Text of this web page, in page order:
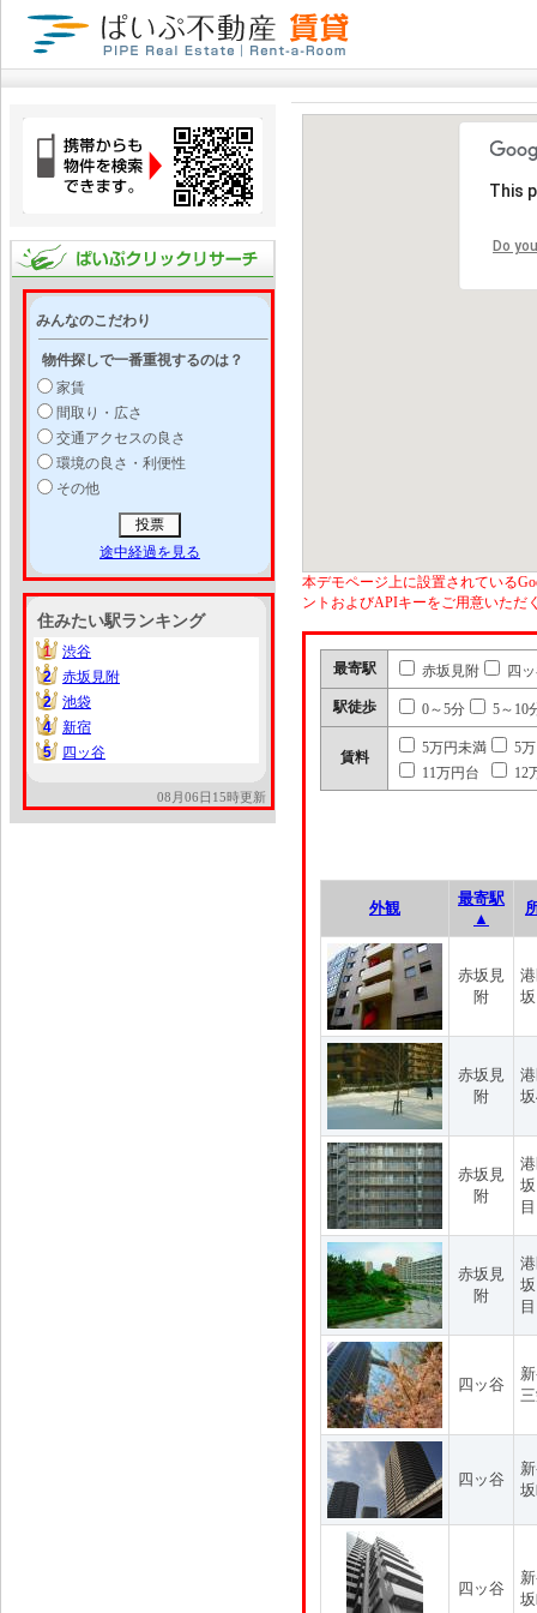
みんなのこだわり
物件探しで一番重視するのは？
家賃
間取り・広さ
交通アクセスの良さ
環境の良さ・利便性
その他
途中経過を見る
住みたい駅ランキング
1
1
渋谷
2
2
赤坂見附
2
2
池袋
4
4
新宿
5
5 四ッ谷
08月06日15時更新
This
Do
本デモページ上に設置されている
ントおよびAPIキーをご用意いただ
最寄駅 赤坂見附 四
駅徒歩 0～5分 5～10
賃料
5万円未満
5
11万円台
12
外観
最寄駅
▲
赤坂見
附
赤坂見
附
赤坂見
附
目
赤坂見
附
目
四ッ谷
四ッ谷
四ッ谷